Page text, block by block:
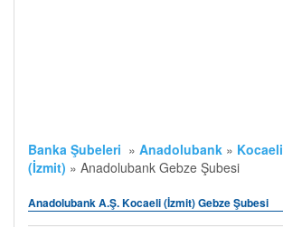
Banka Şubeleri » Anadolubank » Kocaeli
(İzmit) » Anadolubank Gebze Şubesi
Anadolubank A.Ş. Kocaeli (İzmit) Gebze Şubesi